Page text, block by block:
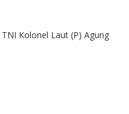
Kolonel Laut (P) Agung